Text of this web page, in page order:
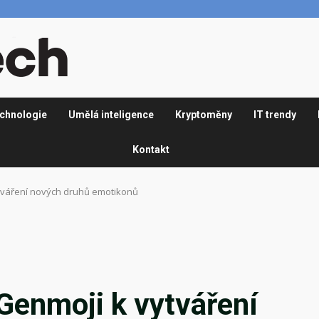
Umělá inteligence Kryptoměny IT trendy
Kontakt
nových druhů emotikonů
k vytváření